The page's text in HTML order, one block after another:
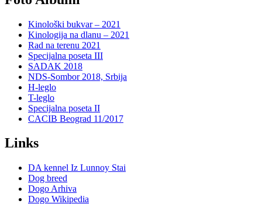
Kinološki bukvar – 2021
Kinologija na dlanu – 2021
Rad na terenu 2021
Specijalna poseta III
SADAK 2018
NDS-Sombor 2018, Srbija
H-leglo
T-leglo
Specijalna poseta II
CACIB Beograd 11/2017
Links
DA kennel Iz Lunnoy Stai
Dog breed
Dogo Arhiva
Dogo Wikipedia